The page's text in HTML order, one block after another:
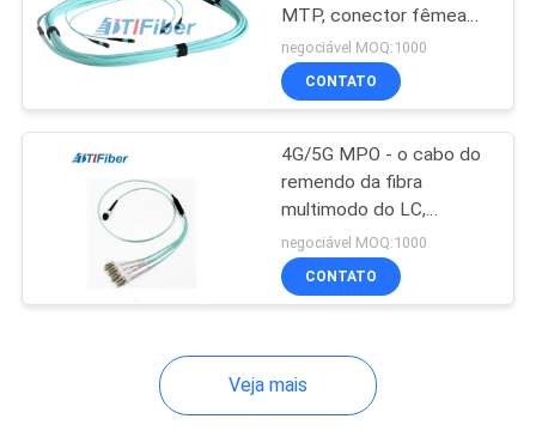
MTP, conector fêmea
do cabo do tronco de
MPO
negociável MOQ:1000
CONTATO
4G/5G MPO - o cabo do
remendo da fibra
multimodo do LC,
remendo da fibra OM3
conduz o tempo longo
negociável MOQ:1000
CONTATO
Veja mais